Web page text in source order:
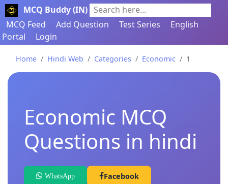
MCQ Buddy (IN) Search here...
MCQ Feed
Add Question Test Series
English
Portal
Login
Home Hindi Web Categories Economic 1
Economic MCQ
Questions in hindi
WhatsApp Facebook